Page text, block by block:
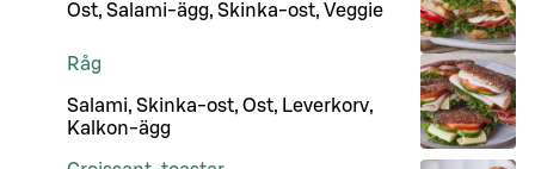
Ost, Salami-ägg, Skinka-ost, Veggie
Råg
Salami, Skinka-ost, Ost, Leverkorv,
Kalkon-ägg